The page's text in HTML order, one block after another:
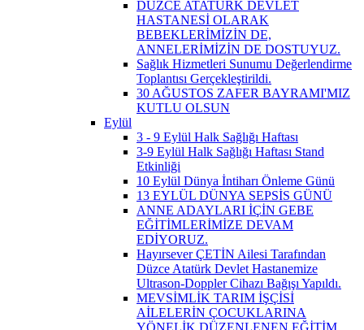
DÜZCE ATATÜRK DEVLET
HASTANESİ OLARAK
BEBEKLERİMİZİN DE,
ANNELERİMİZİN DE DOSTUYUZ.
Sağlık Hizmetleri Sunumu Değerlendirme
Toplantısı Gerçekleştirildi.
30 AĞUSTOS ZAFER BAYRAMI'MIZ
KUTLU OLSUN
Eylül
3 - 9 Eylül Halk Sağlığı Haftası
3-9 Eylül Halk Sağlığı Haftası Stand
Etkinliği
10 Eylül Dünya İntiharı Önleme Günü
13 EYLÜL DÜNYA SEPSİS GÜNÜ
ANNE ADAYLARI İÇİN GEBE
EĞİTİMLERİMİZE DEVAM
EDİYORUZ.
Hayırsever ÇETİN Ailesi Tarafından
Düzce Atatürk Devlet Hastanemize
Ultrason-Doppler Cihazı Bağışı Yapıldı.
MEVSİMLİK TARIM İŞÇİSİ
AİLELERİN ÇOCUKLARINA
YÖNELİK DÜZENLENEN EĞİTİM